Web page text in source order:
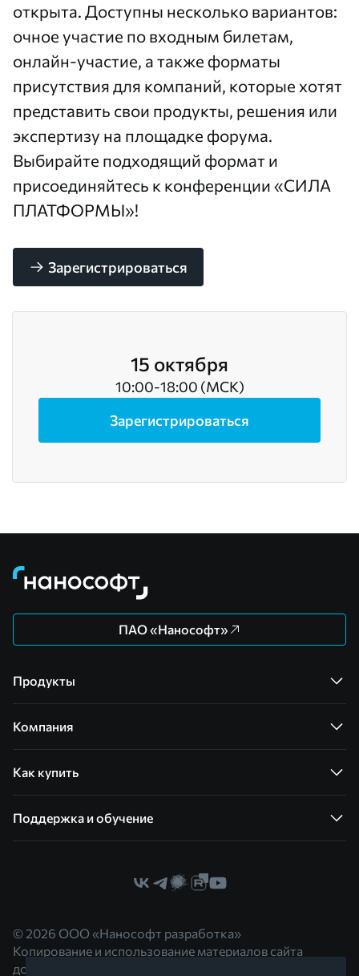
15 октября
10:00-18:00 (МСК)
Зарегистрироваться
открыта. Доступны несколько вариантов:
очное участие по входным билетам,
онлайн-участие, а также форматы
присутствия для компаний, которые хотят
представить свои продукты, решения или
экспертизу на площадке форума.
Выбирайте подходящий формат и
присоединяйтесь к конференции «СИЛА
ПЛАТФОРМЫ»!
Зарегистрироваться
ПАО «Нанософт»
Продукты
Компания
Как купить
Поддержка и обучение
© 2026 ООО «Нанософт разработка»
Копирование и использование материалов сайта
допускается с согласия правообладателя.